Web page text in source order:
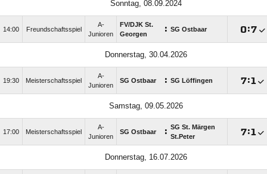
Sonntag, 08.09.2024
14:00 Freundschaftsspiel
A-
Junioren
FV/​DJK St.
Georgen
: SG Ostbaar :
Donnerstag, 30.04.2026
19:30 Meisterschaftsspiel
A-
Junioren
SG Ostbaar : SG Löffingen :
Samstag, 09.05.2026
17:00 Meisterschaftsspiel
A-
Junioren
SG Ostbaar : SG St. Märgen
St.Peter
:
Donnerstag, 16.07.2026